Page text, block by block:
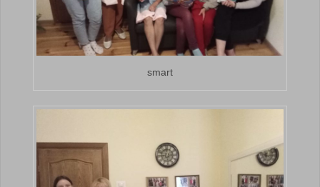
smart